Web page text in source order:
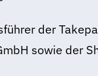
der
sowie der